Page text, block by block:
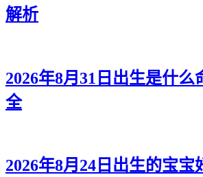
解析
2026年8月31日出生是什么
全
2026年8月24日出生的宝宝